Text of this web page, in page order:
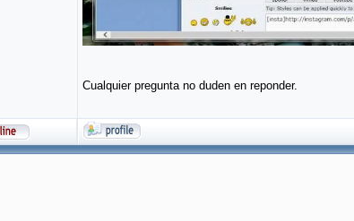
Cualquier pregunta no duden en reponder.